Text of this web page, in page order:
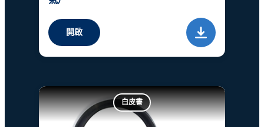
開啟
白皮書